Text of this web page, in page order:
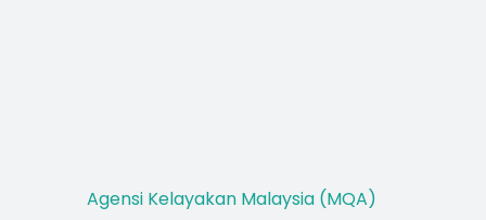
Agensi Kelayakan Malaysia (MQA)